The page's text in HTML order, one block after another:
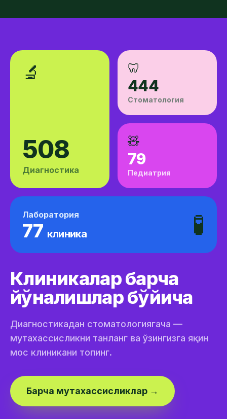
🔬
508
Диагностика
🦷
444
Стоматология
🧸
79
Педиатрия
Лаборатория
77 клиника 🧪
Клиникалар барча
йўналишлар бўйича
Диагностикадан стоматологиягача —
мутахассисликни танланг ва ўзингизга яқин
мос клиникани топинг.
Барча мутахассисликлар →